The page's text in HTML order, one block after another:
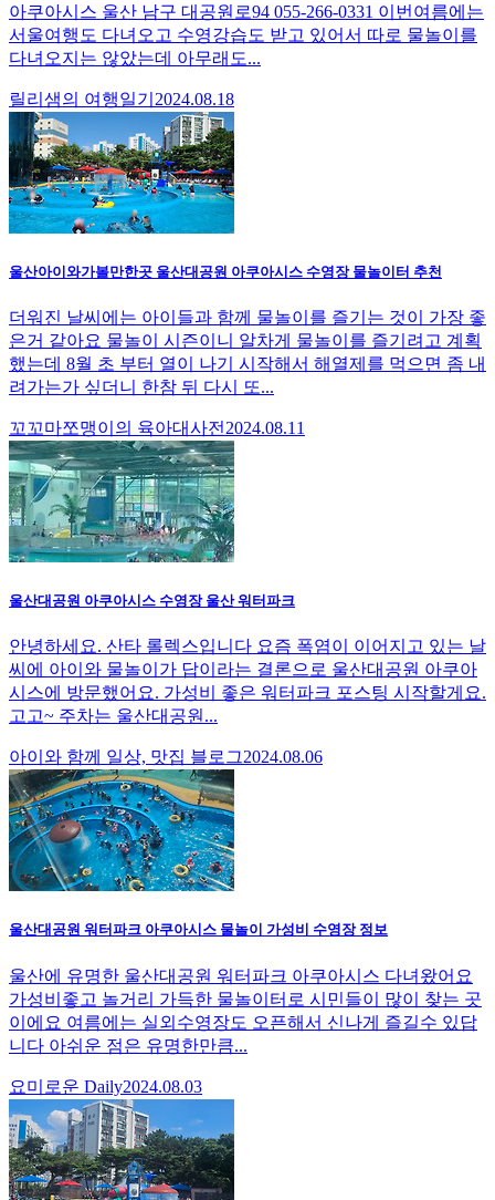
아쿠아시스 울산 남구 대공원로94 055-266-0331 이번여름에는
서울여행도 다녀오고 수영강습도 받고 있어서 따로 물놀이를
다녀오지는 않았는데 아무래도...
릴리샘의 여행일기 2024.08.18
울산아이와가볼만한곳 울산대공원 아쿠아시스 수영장 물놀이터 추천
더워진 날씨에는 아이들과 함께 물놀이를 즐기는 것이 가장 좋
은거 같아요 물놀이 시즌이니 알차게 물놀이를 즐기려고 계획
했는데 8월 초 부터 열이 나기 시작해서 해열제를 먹으면 좀 내
려가는가 싶더니 한참 뒤 다시 또...
꼬꼬마쪼맹이의 육아대사전 2024.08.11
울산대공원 아쿠아시스 수영장 울산 워터파크
안녕하세요. 산타 롤렉스입니다 요즘 폭염이 이어지고 있는 날
씨에 아이와 물놀이가 답이라는 결론으로 울산대공원 아쿠아
시스에 방문했어요. 가성비 좋은 워터파크 포스팅 시작할게요.
고고~ 주차는 울산대공원...
아이와 함께 일상, 맛집 블로그2024.08.06
울산대공원 워터파크 아쿠아시스 물놀이 가성비 수영장 정보
울산에 유명한 울산대공원 워터파크 아쿠아시스 다녀왔어요
가성비좋고 놀거리 가득한 물놀이터로 시민들이 많이 찾는 곳
이에요 여름에는 실외수영장도 오픈해서 신나게 즐길수 있답
니다 아쉬운 점은 유명한만큼...
요미로운 Daily2024.08.03